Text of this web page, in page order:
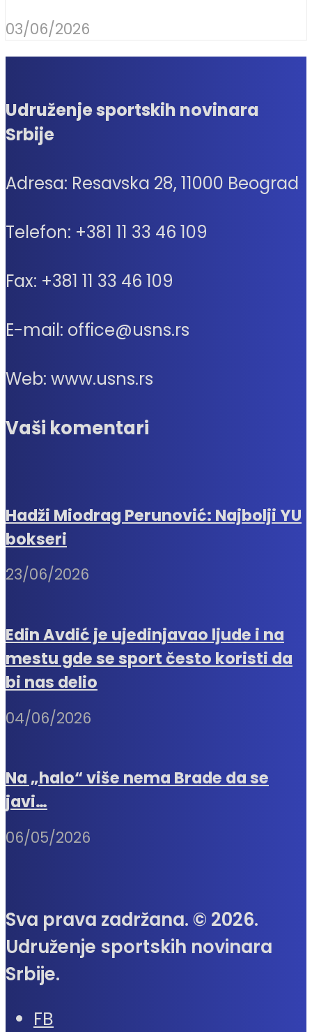
03/06/2026
Udruženje sportskih novinara
Srbije
Adresa: Resavska 28, 11000 Beograd
Telefon: +381 11 33 46 109
Fax: +381 11 33 46 109
E-mail: office@usns.rs
Web: www.usns.rs
Vaši komentari
Hadži Miodrag Perunović: Najbolji YU
bokseri
23/06/2026
Edin Avdić je ujedinjavao ljude i na
mestu gde se sport često koristi da
bi nas delio
04/06/2026
Na „halo“ više nema Brade da se
javi…
06/05/2026
Sva prava zadržana. © 2026.
Udruženje sportskih novinara
Srbije.
FB